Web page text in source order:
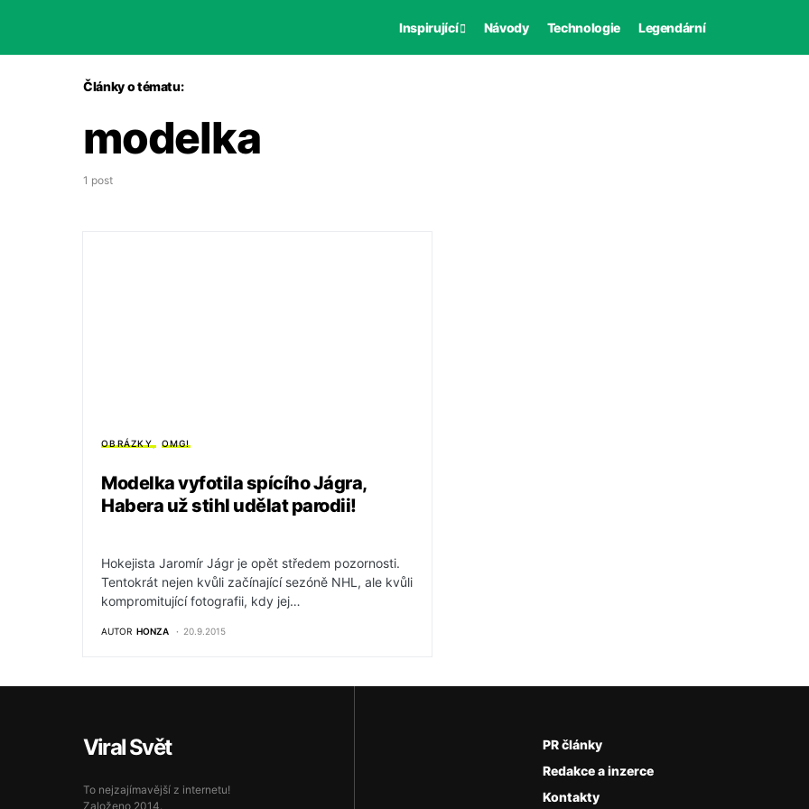
Inspirující Návody Technologie Legendární
Články o tématu:
modelka
1 post
OBRÁZKY OMG!
Modelka vyfotila spícího Jágra,
Habera už stihl udělat parodii!
Hokejista Jaromír Jágr je opět středem pozornosti.
Tentokrát nejen kvůli začínající sezóně NHL, ale kvůli
kompromitující fotografii, kdy jej…
AUTOR HONZA 20.9.2015
Viral Svět
To nejzajímavější z internetu!
Založeno 2014.
PR články
Redakce a inzerce
Kontakty